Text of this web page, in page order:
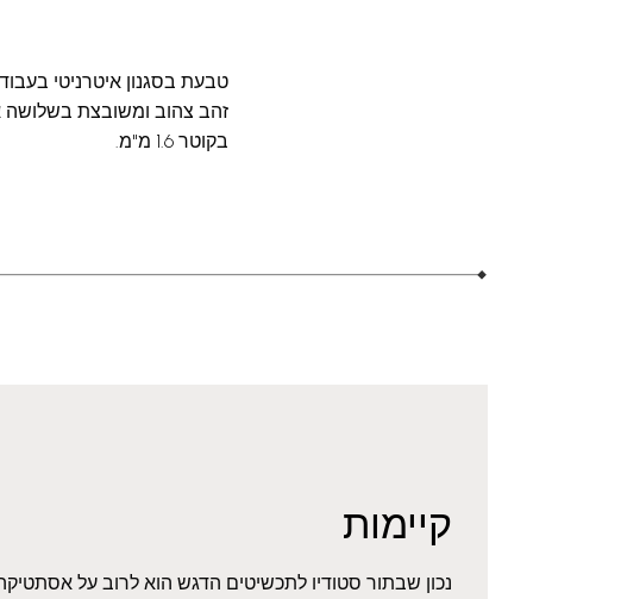
טבעת בסגנון איטרניטי
בקוטר 1.6 מ"מ.
קיימות
נכון שבתור סטודיו לתכשיטים הדגש הוא לרוב על